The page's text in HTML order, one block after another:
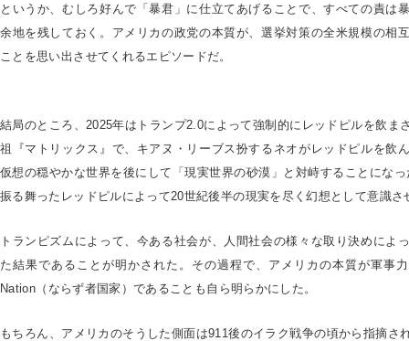
というか、むしろ好んで「暴君」に仕立てあげることで、すべての責は
余地を残しておく。アメリカの政党の本質が、選挙対策の全米規模の相
ことを思い出させてくれるエピソードだ。
結局のところ、2025年はトランプ2.0によって強制的にレッドピルを飲ま
祖『マトリックス』で、キアヌ・リーブス扮するネオがレッドピルを飲
仮想の穏やかな世界を後にして「現実世界の砂漠」と対峙することにな
振る舞ったレッドピルによって20世紀後半の現実を尽く幻想として意識さ
トランピズムによって、今ある社会が、人間社会の様々な取り決めによ
た結果であることが明かされた。その過程で、アメリカの本質が軍事
Nation（ならず者国家）であることも自ら明らかにした。
もちろん、アメリカのそうした側面は911後のイラク戦争の頃から指摘さ